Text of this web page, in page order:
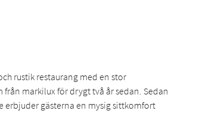
rustik restaurang med en stor
markilux för drygt två år sedan. Sedan
erbjuder gästerna en mysig sittkomfort